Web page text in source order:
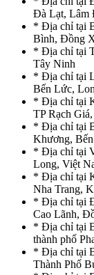
Đà Lạt, Lâm
* Địa chỉ tại
Bình, Đồng
* Địa chỉ tại
Tây Ninh
* Địa chỉ tại
Bến Lức,
* Địa chỉ tại
TP Rạch
* Địa chỉ tại
Khương,
* Địa chỉ tại
Long, Việt
* Địa chỉ tại
Nha Trang,
* Địa chỉ tại
Cao Lãnh,
* Địa chỉ tại
thành phố
* Địa chỉ tại
Thành Phố